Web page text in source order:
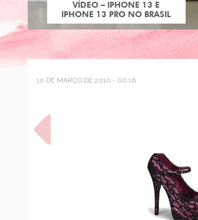
VÍDEO – IPHONE 13 E
IPHONE 13 PRO NO BRASIL
10 DE MARÇO DE 2010 - 00:16